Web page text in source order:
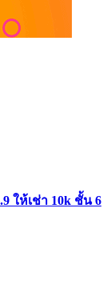
ให้เช่า 10k ชั้น 6